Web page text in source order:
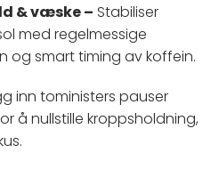
& væske – Stabiliser
med regelmessige
og smart timing av koffein.
inn toministers pauser
å nullstille kroppsholdning,